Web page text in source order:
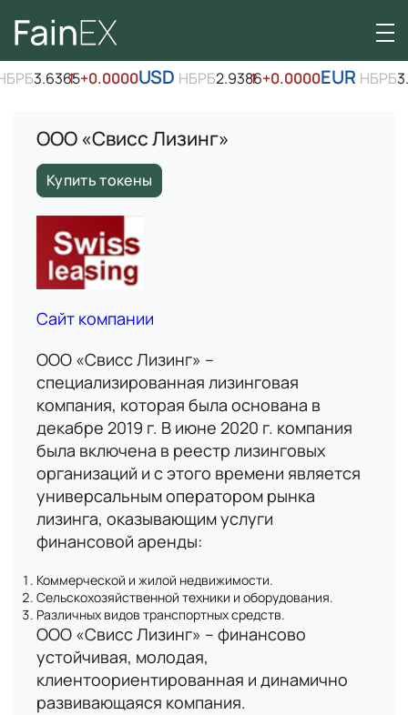
3.6365
↑+0.0000USDНБРБ2.9386
↑+0.0000EURНБРБ
ООО «Свисс Лизинг»
Купить токены
Сайт компании
ООО «Свисс Лизинг» –
специализированная лизинговая
компания, которая была основана в
декабре 2019 г. В июне 2020 г. компания
была включена в реестр лизинговых
организаций и с этого времени является
универсальным оператором рынка
лизинга, оказывающим услуги
финансовой аренды:
Коммерческой и жилой недвижимости.
Сельскохозяйственной техники и оборудования.
Различных видов транспортных средств.
ООО «Свисс Лизинг» – финансово
устойчивая, молодая,
клиентоориентированная и динамично
развивающаяся компания.